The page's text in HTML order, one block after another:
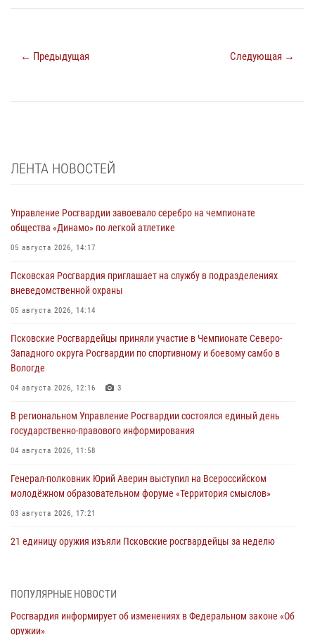
← Предыдущая Следующая →
ЛЕНТА НОВОСТЕЙ
Управление Росгвардии завоевало серебро на чемпионате
общества «Динамо» по легкой атлетике
05 августа 2026, 14:17
Псковская Росгвардия приглашает на службу в подразделениях
вневедомственной охраны
05 августа 2026, 14:14
Псковские Росгвардейцы приняли участие в Чемпионате Северо-
Западного округа Росгвардии по спортивному и боевому самбо в
Вологде
04 августа 2026, 12:16 3
В региональном Управление Росгвардии состоялся единый день
государственно-правового информирования
04 августа 2026, 11:58
Генерал-полковник Юрий Аверин выступил на Всероссийском
молодёжном образовательном форуме «Территория смыслов»
03 августа 2026, 17:21
21 единицу оружия изъяли Псковские росгвардейцы за неделю
Росгвардейцы принимают участие в обеспечении общественной
02 августа 2026, 13:28
ПОПУЛЯРНЫЕ НОВОСТИ
Росгвардия информирует об изменениях в Федеральном законе «Об
оружии»